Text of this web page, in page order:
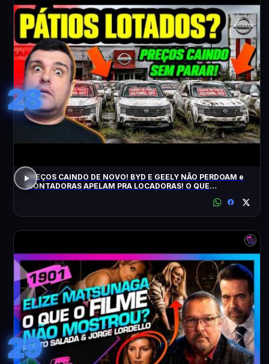
28
PREÇOS CAINDO DE NOVO! BYD E GEELY NÃO PERDOAM e
MONTADORAS APELAM PRA LOCADORAS! O QUE
29